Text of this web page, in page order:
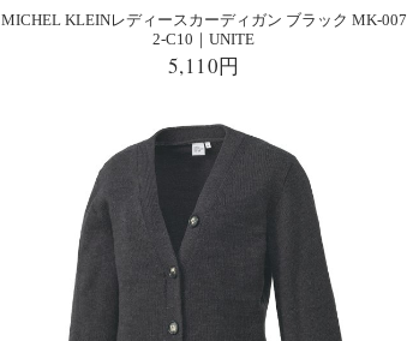
MICHEL KLEINレディースカーディガン ブラック MK-007
2-C10｜UNITE
5,110円